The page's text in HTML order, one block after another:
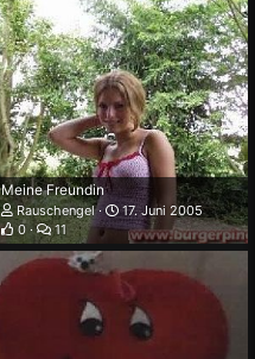
Meine Freundin
Rauschengel
17. Juni 2005
0
11